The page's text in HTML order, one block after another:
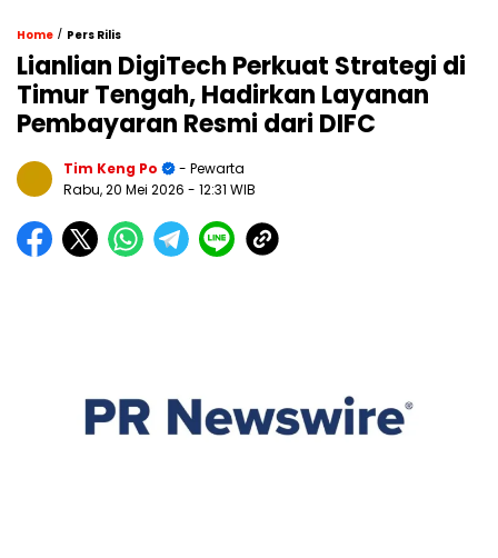
Home / Pers Rilis
Lianlian DigiTech Perkuat Strategi di
Timur Tengah, Hadirkan Layanan
Pembayaran Resmi dari DIFC
Tim Keng Po
- Pewarta
Rabu, 20 Mei 2026 - 12:31 WIB